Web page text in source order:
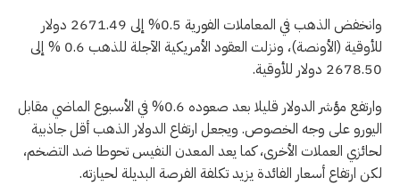
وانخفض الذهب في المعاملات الفورية 0.5% إلى 2671.49 دولار
للأوقية (الأونصة)، ونزلت العقود الأمريكية الآجلة للذهب 0.6 % إلى
2678.50 دولار للأوقية.
وارتفع مؤشر الدولار قليلا بعد صعوده 0.6% في الأسبوع الماضي مقابل
اليورو على وجه الخصوص. ويجعل ارتفاع الدولار الذهب أقل جاذبية
لحائزي العملات الأخرى، كما يعد المعدن النفيس تحوطا ضد التضخم،
لكن ارتفاع أسعار الفائدة يزيد تكلفة الفرصة البديلة لحيازته.